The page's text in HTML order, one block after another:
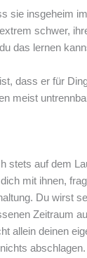
sie insgeheim
schwer,
das lernen
dass er für
meist
stets auf dem
mit ihnen,
Du wirst
Zeitraum
allein deinen